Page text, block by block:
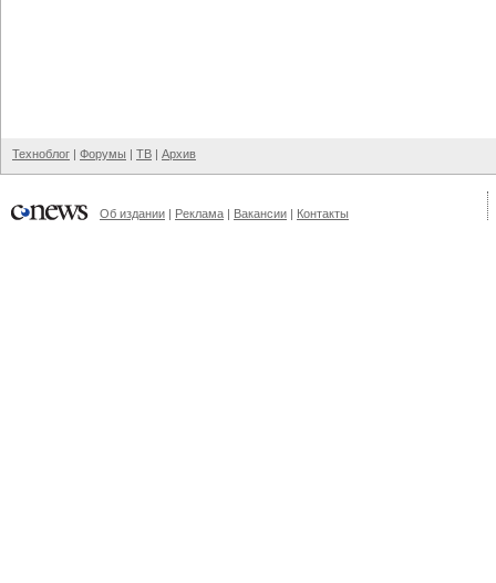
Техноблог | Форумы | ТВ | Архив
Об издании | Реклама | Вакансии | Контакты